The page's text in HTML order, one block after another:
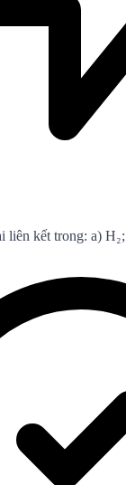
liên kết trong: a)